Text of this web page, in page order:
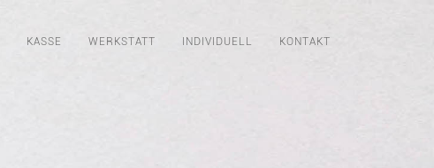
KASSE WERKSTATT INDIVIDUELL KONTAKT